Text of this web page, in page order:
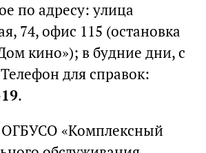
по адресу: улица
74, офис 115 (остановка
кино»); в будние дни, с
для справок:
.
«Комплексный